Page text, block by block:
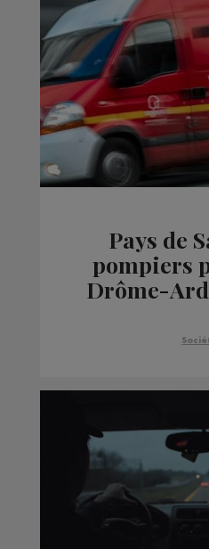
Pays de
pompiers
Drôme-